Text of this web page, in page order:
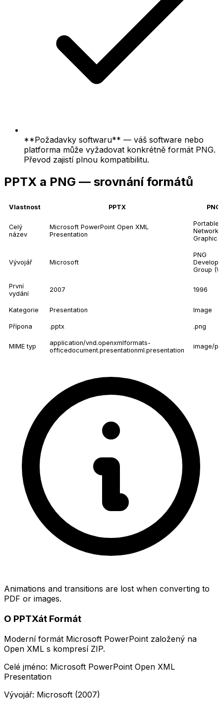
**Požadavky softwaru** — váš software nebo
platforma může vyžadovat konkrétně formát PNG.
Převod zajistí plnou kompatibilitu.
PPTX a PNG — srovnání formátů
Vlastnost PPTX PNG
Celý
název
Microsoft PowerPoint Open XML
Presentation
Portable
Network
Graphics
Vývojář Microsoft
PNG
Group
První
vydání
2007 1996
Kategorie Presentation Image
Přípona .pptx .png
MIME typ
application/vnd.openxmlformats-
officedocument.presentationml.presentation
image/
Animations and transitions are lost when converting to
PDF or images.
O PPTXát Formát
Moderní formát Microsoft PowerPoint založený na
Open XML s kompresí ZIP.
Celé jméno: Microsoft PowerPoint Open XML
Presentation
Vývojář: Microsoft (2007)